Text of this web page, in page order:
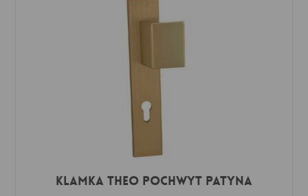
Klamka THEO POCHWYT patyna